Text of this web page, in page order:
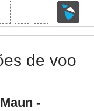
de voo
-